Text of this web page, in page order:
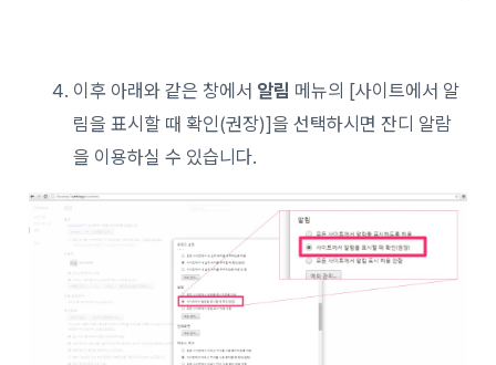
이후 아래와 같은 창에서 알림 메뉴의 [사이트에서 알
림을 표시할 때 확인(권장)]을 선택하시면 잔디 알람
을 이용하실 수 있습니다.